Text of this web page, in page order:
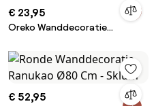
€ 23,95
Oreko Wanddecoratie
€ 52,95